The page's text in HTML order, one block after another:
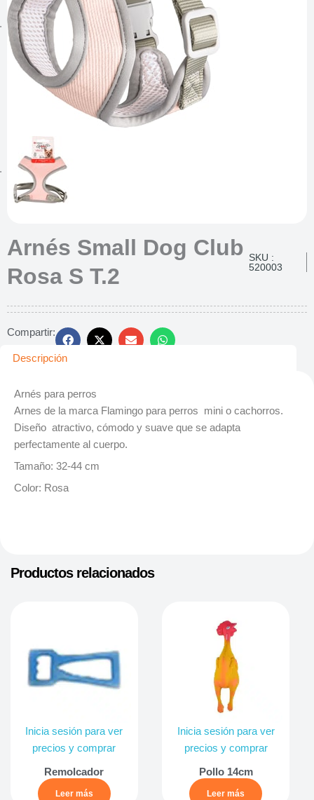
Arnés Small Dog Club
Rosa S T.2
SKU :
520003
Compartir:
Descripción
Arnés para perros
Arnes de la marca Flamingo para perros mini o cachorros.
Diseño atractivo, cómodo y suave que se adapta
perfectamente al cuerpo.
Tamaño: 32-44 cm
Color: Rosa
Productos relacionados
Inicia sesión para ver
precios y comprar
Remolcador
Leer más
Inicia sesión para ver
precios y comprar
Pollo 14cm
Leer más